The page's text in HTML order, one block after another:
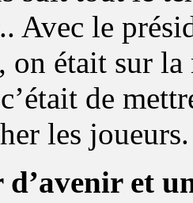
Avec le
, on était sur la
de
les joueurs.
et